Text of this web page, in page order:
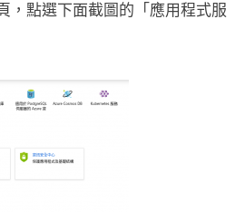
，點選下面截圖的「應用程式服